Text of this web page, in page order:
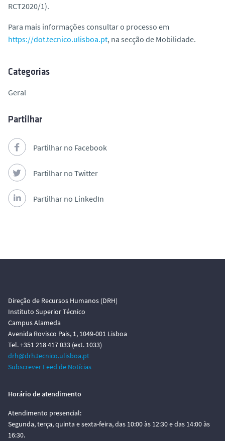
RCT2020/1).
Para mais informações consultar o processo em
https://dot.tecnico.ulisboa.pt, na secção de Mobilidade.
Categorias
Geral
Partilhar
Partilhar no Facebook
Partilhar no Twitter
Partilhar no LinkedIn
Direção de Recursos Humanos (DRH)
Instituto Superior Técnico
Campus Alameda
Avenida Rovisco Pais, 1, 1049-001 Lisboa
Tel. +351 218 417 033 (ext. 1033)
drh@drh.tecnico.ulisboa.pt
Subscrever Feed de Notícias
Horário de atendimento
Atendimento presencial:
Segunda, terça, quinta e sexta-feira, das 10:00 às 12:30 e das 14:00 às
16:30.